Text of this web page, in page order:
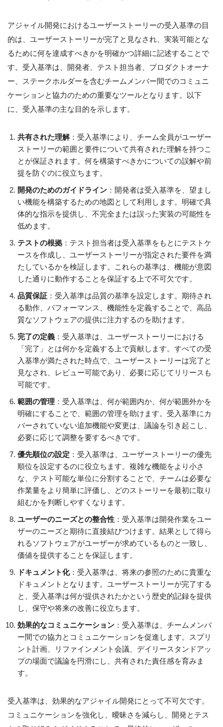
アジャイル開発におけるユーザーストーリーの受入基準の目
的は、ユーザーストーリーが完了と見なされ、実装可能とな
るために何を達成すべきかを明確かつ詳細に記述することで
す。受入基準は、開発者、テスト担当者、プロダクトオーナ
ー、ステークホルダーを含むチームメンバー間でのコミュニ
ケーションと協力のための重要なツールとなります。以下
に、受入基準の主な目的を示します。
共有された理解：受入基準により、チーム全員がユーザー
ストーリーの範囲と要件について共有された理解を持つこ
とが保証されます。何を構築すべきかについての誤解や前
提を防ぐのに役立ちます。
開発のためのガイドライン ：開発者は受入基準を、望まし
い機能を構築するための地図として利用します。明確で具
体的な指示を提供し、不完全または誤った実装の可能性を
低めます。
テストの根拠 ：テスト担当者は受入基準をもとにテストケ
ースを作成し、ユーザーストーリーが指定された要件を満
たしているかを検証します。これらの基準は、機能が意図
した通りに動作することを保証する上で不可欠です。
品質保証 ：受入基準は品質の基準を設定します。期待され
る動作、パフォーマンス、機能性を定義することで、高品
質なソフトウェアの提供に注力するのを助けます。
完了の定義 ：受入基準は、ユーザーストーリーにおける
「完了」とは何かを定義する上で貢献します。すべての受
入基準が満たされた時点で、ユーザーストーリーは完了と
見なされ、レビュー可能であり、必要に応じてリリースも
可能です。
範囲の管理 ：受入基準は、何が範囲内か、何が範囲外かを
明確にすることで、範囲の管理を助けます。受入基準にカ
バーされていない追加機能や変更は、議論を引き起こし、
必要に応じて調整を要するべきです。
優先順位の設定 ：受入基準は、ユーザーストーリーの優先
順位を設定するのに役立ちます。複雑な機能をより小さ
な、テスト可能な単位に分割することで、チームは必要な
作業量をより簡単に評価し、どのストーリーを最初に取り
組むかを判断しやすくなります。
ユーザーのニーズとの整合性 ：受入基準は開発作業をユー
ザーのニーズと期待に直接結びつけます。結果として得ら
れるソフトウェアがユーザーが求めているものと一致し、
価値を提供することを保証します。
ドキュメント化：受入基準は、将来の参照のために貴重な
ドキュメントとなります。ユーザーストーリーが完了する
と、受入基準は何が提供されたかという歴史的記録を提供
し、保守や将来の改善に役立ちます。
効果的なコミュニケーション ：受入基準は、チームメンバ
ー間での協力とコミュニケーションを促進します。スプリ
ント計画、リファインメント会議、デイリースタンドアッ
プの場面で議論を円滑にし、共有された責任感を育みま
す。
受入基準は、効果的なアジャイル開発にとって不可欠です。
コミュニケーションを強化し、曖昧さを減らし、開発とテス